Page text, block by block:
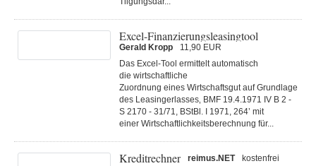
Excel-Finanzierungsleasingtool
Gerald Kropp
11,90 EUR
Das Excel-Tool ermittelt automatisch
die wirtschaftliche
Zuordnung eines Wirtschaftsgut auf Grundlage
des Leasingerlasses‚ BMF 19.4.1971 IV B 2 -
S 2170 - 31/71, BStBl. I 1971, 264’ mit
einer Wirtschaftlichkeitsberechnung für...
Kreditrechner reimus.NET
kostenfrei